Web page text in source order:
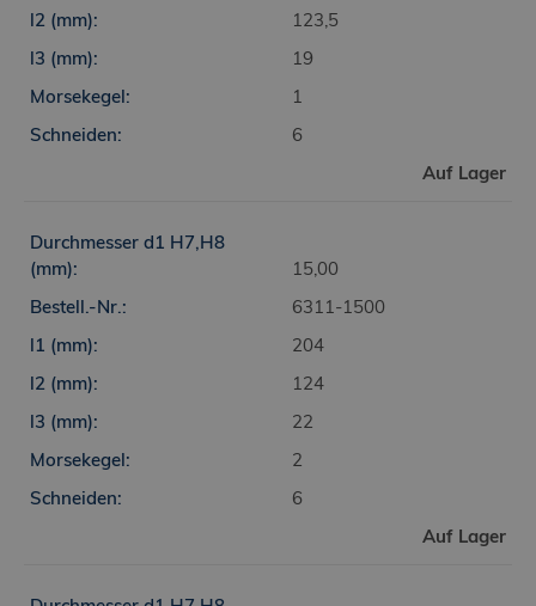
123,5
19
1
6
Auf Lager
15,00
6311-1500
204
124
22
2
6
Auf Lager